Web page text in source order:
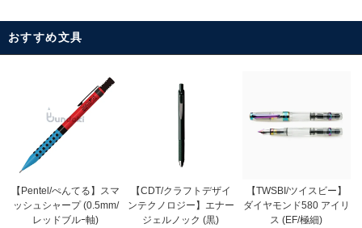
おすすめ文具
【Pentel/ぺんてる】スマ
ッシュシャープ (0.5mm/
レッドブルｰ軸)
【CDT/クラフトデザイ
ンテクノロジー】エナー
ジェルノック (黒)
【TWSBI/ツイスビー】
ダイヤモンド580 アイリ
ス (EF/極細)